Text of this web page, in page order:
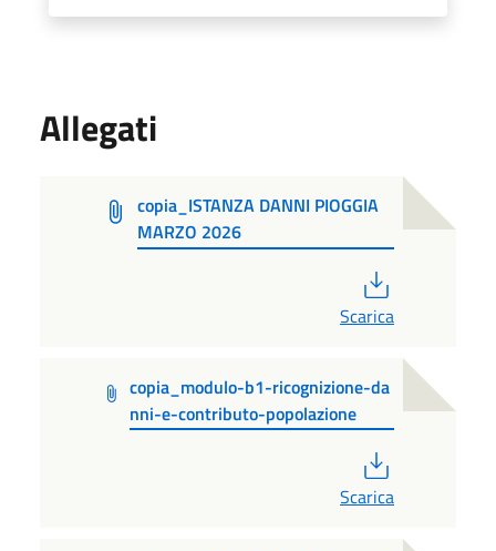
Allegati
copia_ISTANZA DANNI PIOGGIA
MARZO 2026
Scarica
copia_modulo-b1-ricognizione-da
nni-e-contributo-popolazione
Scarica